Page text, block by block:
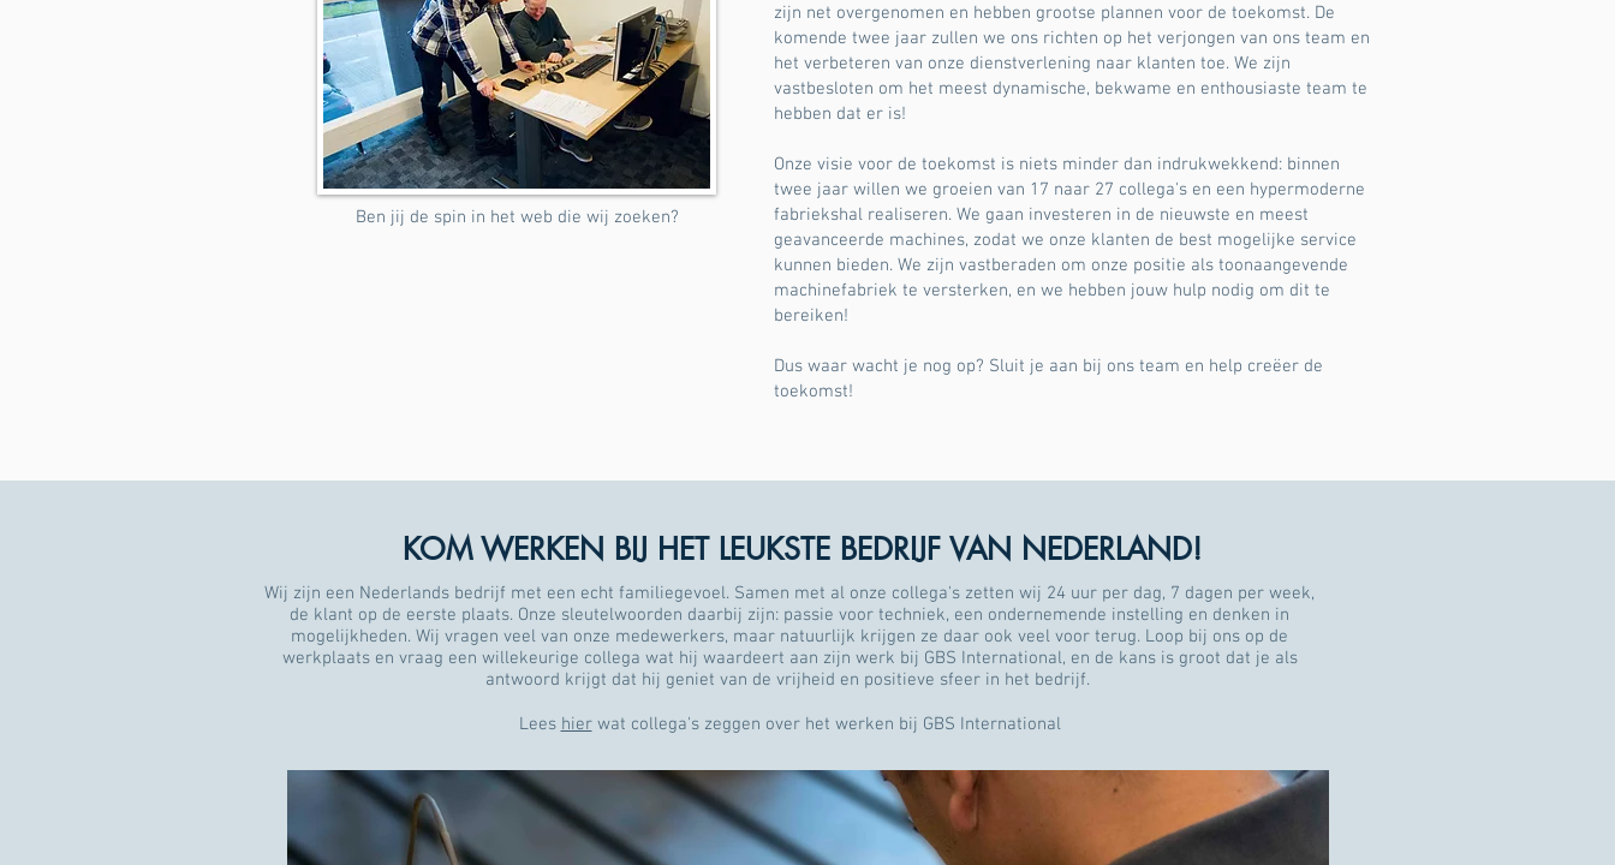
Ben jij de spin in het web die wij zoeken?
zijn net overgenomen en hebben grootse plannen voor de toekomst. De
komende twee jaar zullen we ons richten op het verjongen van ons team en
het verbeteren van onze dienstverlening naar klanten toe. We zijn
vastbesloten om het meest dynamische, bekwame en enthousiaste team te
hebben dat er is!
Onze visie voor de toekomst is niets minder dan indrukwekkend: binnen
twee jaar willen we groeien van 17 naar 27 collega's en een hypermoderne
fabriekshal realiseren. We gaan investeren in de nieuwste en meest
geavanceerde machines, zodat we onze klanten de best mogelijke service
kunnen bieden. We zijn vastberaden om onze positie als toonaangevende
machinefabriek te versterken, en we hebben jouw hulp nodig om dit te
bereiken!
Dus waar wacht je nog op? Sluit je aan bij ons team en help creëer de
toekomst!
KOM WERKEN BIJ HET LEUKSTE BEDRIJF VAN NEDERLAND!
Wij zijn een Nederlands bedrijf met een echt familiegevoel. Samen met al onze collega's zetten wij 24 uur per dag, 7 dagen per week,
de klant op de eerste plaats. Onze sleutelwoorden daarbij zijn: passie voor techniek, een ondernemende instelling en denken in
mogelijkheden. Wij vragen veel van onze medewerkers, maar natuurlijk krijgen ze daar ook veel voor terug. Loop bij ons op de
werkplaats en vraag een willekeurige collega wat hij waardeert aan zijn werk bij GBS International, en de kans is groot dat je als
antwoord krijgt dat hij geniet van de vrijheid en positieve sfeer in het bedrijf.
Lees hierwat collega's zeggen over het werken bij GBS International